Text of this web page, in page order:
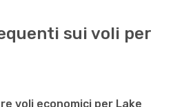
sui voli per
voli economici per Lake